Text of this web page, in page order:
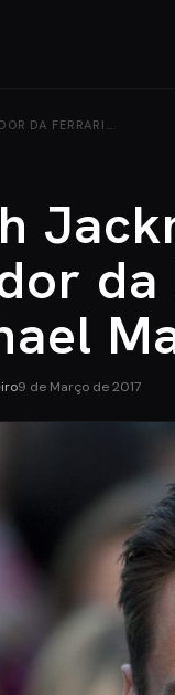
DA FERRARI…
da
9 de Março de 2017